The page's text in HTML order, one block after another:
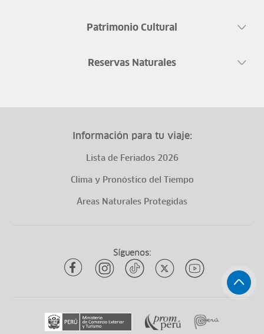
Patrimonio Cultural
Reservas Naturales
Información para tu viaje:
Lista de Feriados 2026
Clima y Pronóstico del Tiempo
Áreas Naturales Protegidas
Síguenos: